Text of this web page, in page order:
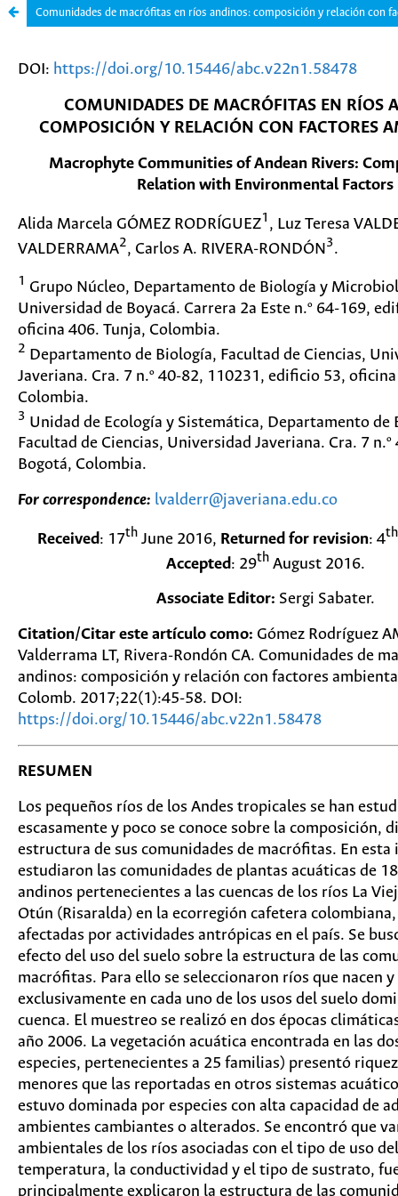
Comunidades de macrófitas en ríos andinos: composición y relación con